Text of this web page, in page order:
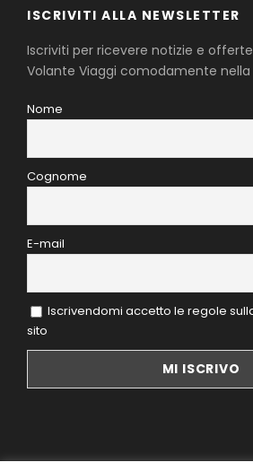
ISCRIVITI ALLA NEWSLETTER
Iscriviti per ricevere notizie e
Volante Viaggi comodamente
Nome
Cognome
E-mail
Iscrivendomi accetto le regole
sito